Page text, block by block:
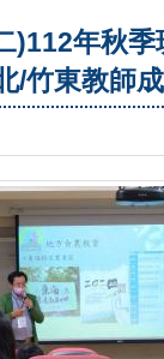
)112年秋季
/竹東教師